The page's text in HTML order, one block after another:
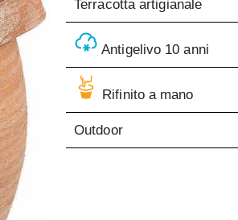
Terracotta artigianale
Antigelivo 10 anni
Rifinito a mano
Outdoor